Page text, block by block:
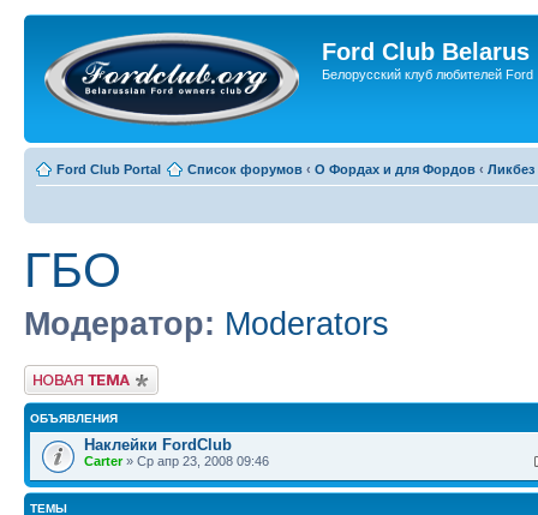
Ford Club Belarus
Белорусский клуб любителей Ford
Ford Club Portal Список форумов ‹ О Фордах и для Фордов ‹ Ликбез
ГБО
Модератор: Moderators
Новая тема
ОБЪЯВЛЕНИЯ
Наклейки FordClub
Carter» Ср апр 23, 2008 09:46
ТЕМЫ